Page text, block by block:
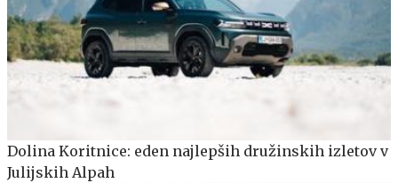
Dolina Koritnice: eden najlepših družinskih izletov v
Julijskih Alpah